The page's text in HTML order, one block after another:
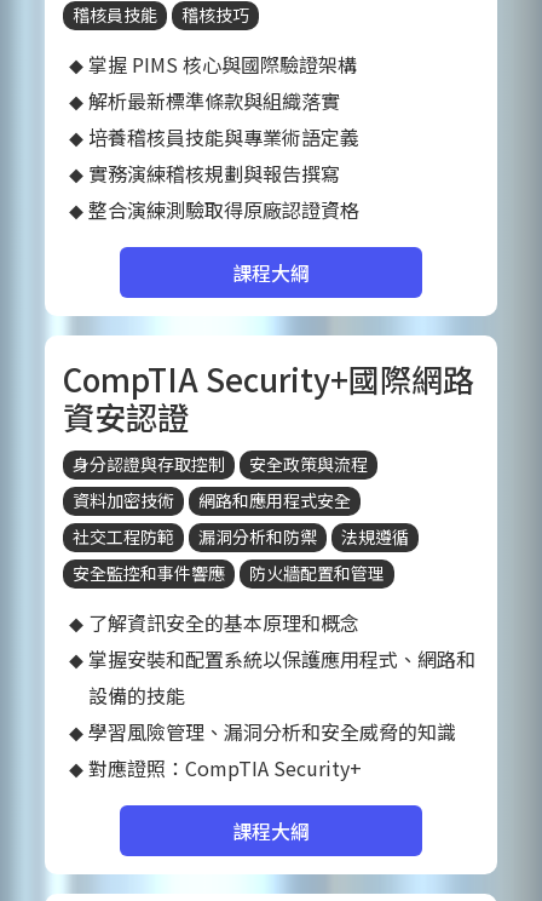
稽核員技能
稽核技巧
掌握 PIMS 核心與國際驗證架構
解析最新標準條款與組織落實
培養稽核員技能與專業術語定義
實務演練稽核規劃與報告撰寫
整合演練測驗取得原廠認證資格
課程大綱
CompTIA Security+國際網路
資安認證
身分認證與存取控制
安全政策與流程
資料加密技術
網路和應用程式安全
社交工程防範
漏洞分析和防禦
法規遵循
安全監控和事件響應
防火牆配置和管理
了解資訊安全的基本原理和概念
掌握安裝和配置系統以保護應用程式、網路和
設備的技能
學習風險管理、漏洞分析和安全威脅的知識
對應證照：CompTIA Security+
課程大綱